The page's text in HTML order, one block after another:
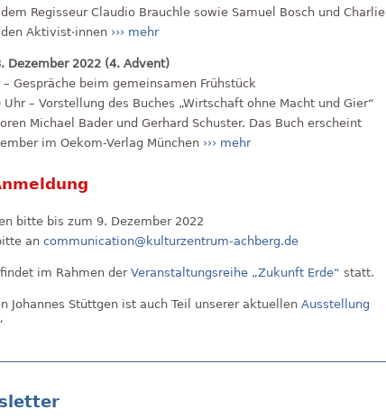
Regisseur Claudio Brauchle sowie Samuel Bosch und Charlie
Aktivist·innen ››› mehr
Dezember 2022 (4. Advent)
– Gespräche beim gemeinsamen Frühstück
Uhr – Vorstellung des Buches „Wirtschaft ohne Macht und Gier“
Michael Bader und Gerhard Schuster. Das Buch erscheint
im Oekom-Verlag München ››› mehr
bitte bis zum 9. Dezember 2022
an communication@kulturzentrum-achberg.de
im Rahmen der Veranstaltungsreihe „Zukunft Erde“ statt.
Johannes Stüttgen ist auch Teil unserer aktuellen Ausstellung